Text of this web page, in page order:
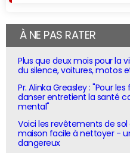
À NE PAS RATER
Plus que deux mois pour la
du silence, voitures, motos
Pr. Alinka Greasley : "Pour
danser entretient la santé
mental"
Voici les revêtements de
maison facile à nettoyer -
dangereux